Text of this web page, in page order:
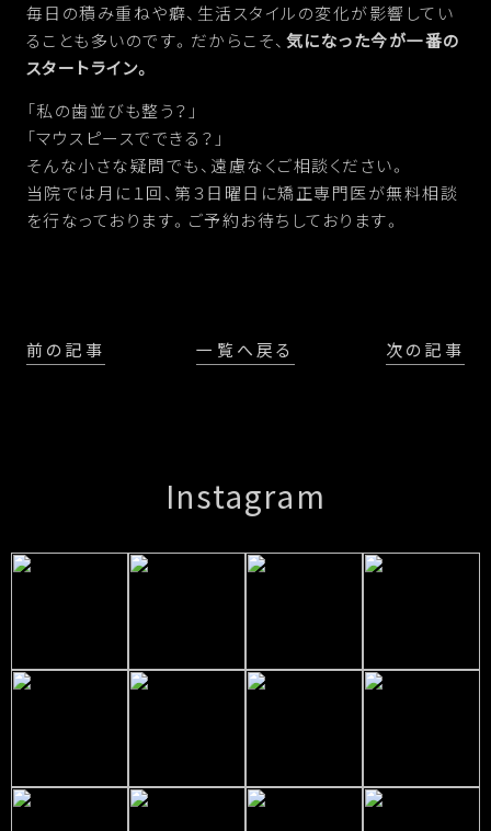
毎日の積み重ねや癖、生活スタイルの変化が影響してい
ることも多いのです。だからこそ、 気になった今が一番の
スタートライン。
「私の歯並びも整う？」
「マウスピースでできる？」
そんな小さな疑問でも、遠慮なくご相談ください。
当院では月に１回、第３日曜日に矯正専門医が無料相談
を行なっております。ご予約お待ちしております。
前の記事 一覧へ戻る 次の記事
Instagram